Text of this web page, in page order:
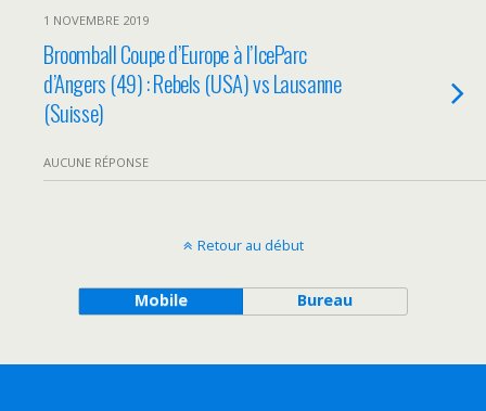
1 NOVEMBRE 2019
Broomball Coupe d’Europe à l’IceParc
d’Angers (49) : Rebels (USA) vs Lausanne
(Suisse)
AUCUNE RÉPONSE
Retour au début
Mobile Bureau